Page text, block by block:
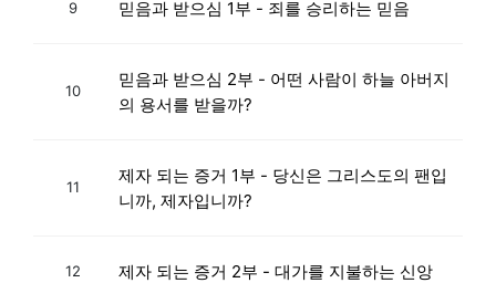
9 믿음과 받으심 1부 - 죄를 승리하는 믿음
10
믿음과 받으심 2부 - 어떤 사람이 하늘 아버지
의 용서를 받을까?
11
제자 되는 증거 1부 - 당신은 그리스도의 팬입
니까, 제자입니까?
12 제자 되는 증거 2부 - 대가를 지불하는 신앙